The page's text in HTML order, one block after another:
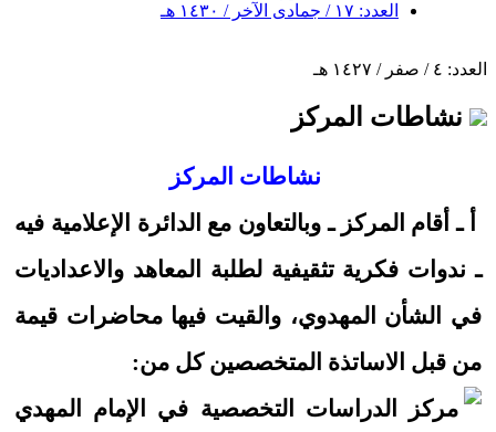
العدد: ١٧ / جمادى الآخر / ١٤٣٠ هـ
العدد: ٤ / صفر / ١٤٢٧ هـ
نشاطات المركز
نشاطات المركز
أ ـ أقام المركز ـ وبالتعاون مع الدائرة الإعلامية فيه
ـ ندوات فكرية تثقيفية لطلبة المعاهد والاعداديات
في الشأن المهدوي، والقيت فيها محاضرات قيمة
من قبل الاساتذة المتخصصين كل من: